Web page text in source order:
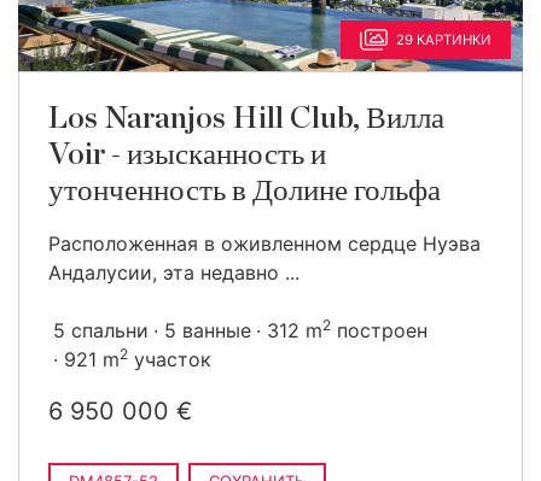
29 КАРТИНКИ
Los Naranjos Hill Club, Вилла
Voir - изысканность и
утонченность в Долине гольфа
Расположенная в оживленном сердце Нуэва
Андалусии, эта недавно ...
5 спальни 5 ванные 312 m2 построен
921 m2 участок
6 950 000 €